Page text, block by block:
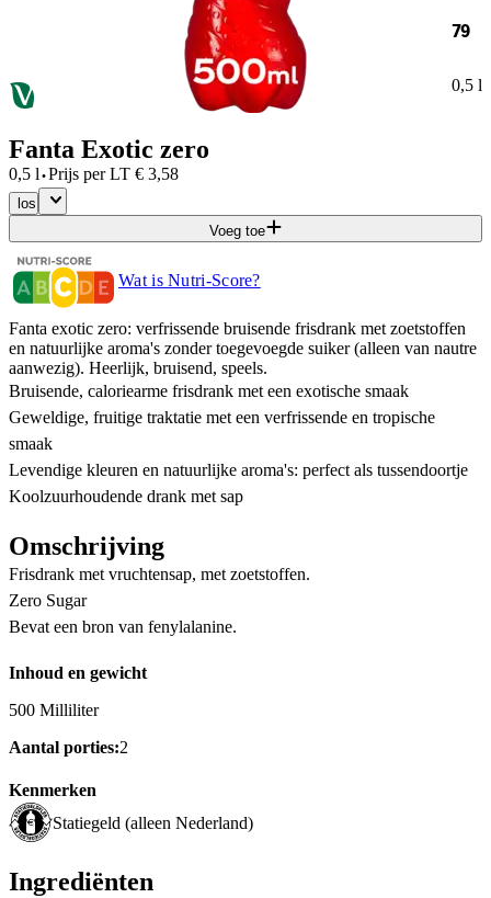
79
0,5 l
Fanta Exotic zero
0,5 l·Prijs per LT € 3,58
los
Voeg toe
Wat is Nutri-Score?
Fanta exotic zero: verfrissende bruisende frisdrank met zoetstoffen
en natuurlijke aroma's zonder toegevoegde suiker (alleen van nautre
aanwezig). Heerlijk, bruisend, speels.
Bruisende, caloriearme frisdrank met een exotische smaak
Geweldige, fruitige traktatie met een verfrissende en tropische
smaak
Levendige kleuren en natuurlijke aroma's: perfect als tussendoortje
Koolzuurhoudende drank met sap
Omschrijving
Frisdrank met vruchtensap, met zoetstoffen.
Zero Sugar
Bevat een bron van fenylalanine.
Inhoud en gewicht
500 Milliliter
Aantal porties:2
Kenmerken
Statiegeld (alleen Nederland)
Ingrediënten